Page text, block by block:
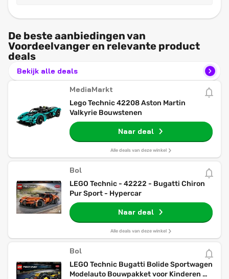
De beste aanbiedingen van
Voordeelvanger en relevante product
deals
Bekijk alle deals
MediaMarkt
Lego Technic 42208 Aston Martin
Valkyrie Bouwstenen
Naar deal
Alle deals van deze winkel
Bol
LEGO Technic - 42222 - Bugatti Chiron
Pur Sport - Hypercar
Naar deal
Alle deals van deze winkel
Bol
LEGO Technic Bugatti Bolide Sportwagen
Modelauto Bouwpakket voor Kinderen -